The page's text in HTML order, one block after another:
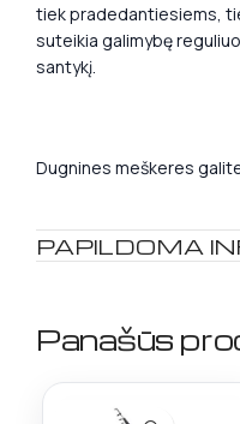
tiek pradedantiesiems,
suteikia galimybę
santykį.
Dugnines meškeres
PAPILDOMA
Panašūs